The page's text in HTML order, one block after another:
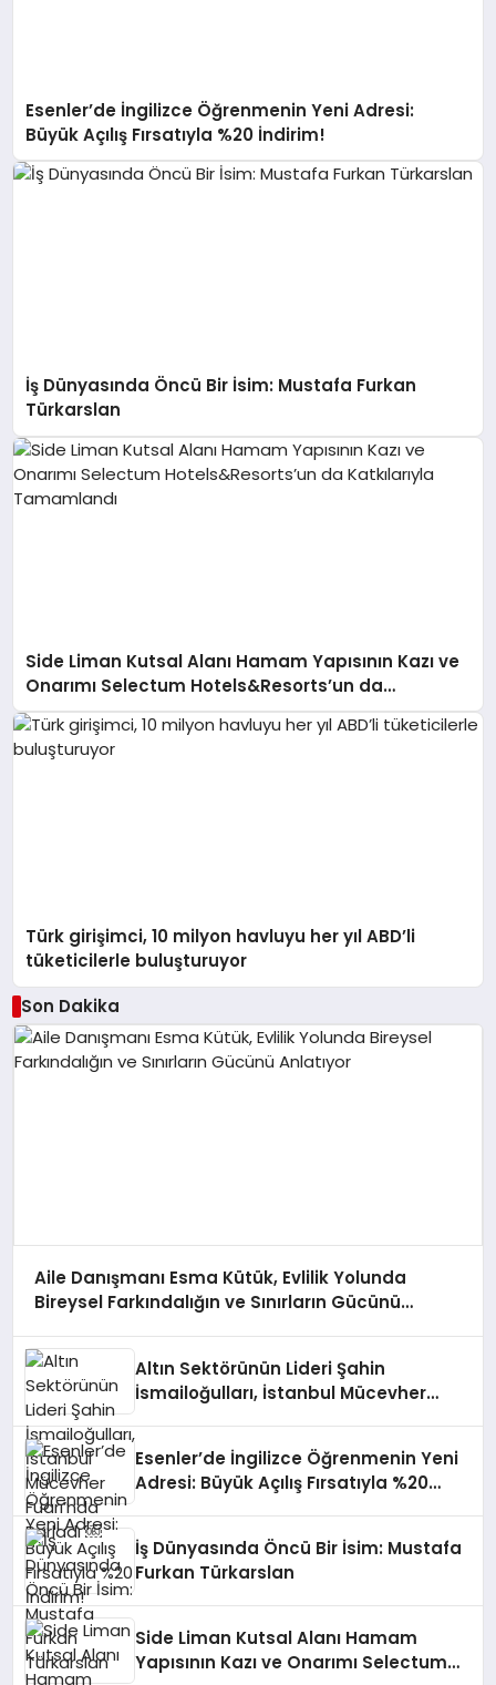
Esenler’de İngilizce Öğrenmenin Yeni Adresi:
Büyük Açılış Fırsatıyla %20 İndirim!
İş Dünyasında Öncü Bir İsim: Mustafa Furkan
Türkarslan
Side Liman Kutsal Alanı Hamam Yapısının Kazı ve
Onarımı Selectum Hotels&Resorts’un da
Katkılarıyla Tamamlandı
Türk girişimci, 10 milyon havluyu her yıl ABD’li
tüketicilerle buluşturuyor
Son Dakika
Aile Danışmanı Esma Kütük, Evlilik Yolunda
Bireysel Farkındalığın ve Sınırların Gücünü
Altın Sektörünün Lideri Şahin
İsmailoğulları, İstanbul Mücevher
Esenler’de İngilizce Öğrenmenin Yeni
Adresi: Büyük Açılış Fırsatıyla %20
İş Dünyasında Öncü Bir İsim: Mustafa
Furkan Türkarslan
Side Liman Kutsal Alanı Hamam
Yapısının Kazı ve Onarımı Selectum